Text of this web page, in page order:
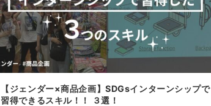
【ジェンダー×商品企画】SDGsインターンシップで
習得できるスキル！！ ３選！